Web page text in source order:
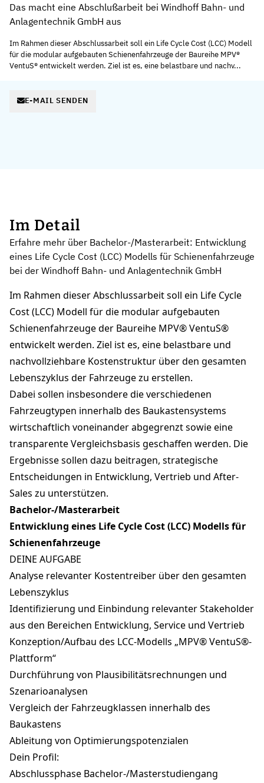
Das macht eine Abschlußarbeit bei Windhoff Bahn- und
Anlagentechnik GmbH aus
Im Rahmen dieser Abschlussarbeit soll ein Life Cycle Cost (LCC) Modell
für die modular aufgebauten Schienenfahrzeuge der Baureihe MPV®
VentuS® entwickelt werden. Ziel ist es, eine belastbare und nachv...
E-MAIL SENDEN
Im Detail
Erfahre mehr über Bachelor-/Masterarbeit: Entwicklung
eines Life Cycle Cost (LCC) Modells für Schienenfahrzeuge
bei der Windhoff Bahn- und Anlagentechnik GmbH
Im Rahmen dieser Abschlussarbeit soll ein Life Cycle
Cost (LCC) Modell für die modular aufgebauten
Schienenfahrzeuge der Baureihe MPV® VentuS®
entwickelt werden. Ziel ist es, eine belastbare und
nachvollziehbare Kostenstruktur über den gesamten
Lebenszyklus der Fahrzeuge zu erstellen.
Dabei sollen insbesondere die verschiedenen
Fahrzeugtypen innerhalb des Baukastensystems
wirtschaftlich voneinander abgegrenzt sowie eine
transparente Vergleichsbasis geschaffen werden. Die
Ergebnisse sollen dazu beitragen, strategische
Entscheidungen in Entwicklung, Vertrieb und After-
Sales zu unterstützen.
Bachelor-/Masterarbeit
Entwicklung eines Life Cycle Cost (LCC) Modells für
Schienenfahrzeuge
DEINE AUFGABE
Analyse relevanter Kostentreiber über den gesamten
Lebenszyklus
Identifizierung und Einbindung relevanter Stakeholder
aus den Bereichen Entwicklung, Service und Vertrieb
Konzeption/Aufbau des LCC-Modells „MPV® VentuS®-
Plattform“
Durchführung von Plausibilitätsrechnungen und
Szenarioanalysen
Vergleich der Fahrzeugklassen innerhalb des
Baukastens
Ableitung von Optimierungspotenzialen
Dein Profil:
Abschlussphase Bachelor-/Masterstudiengang